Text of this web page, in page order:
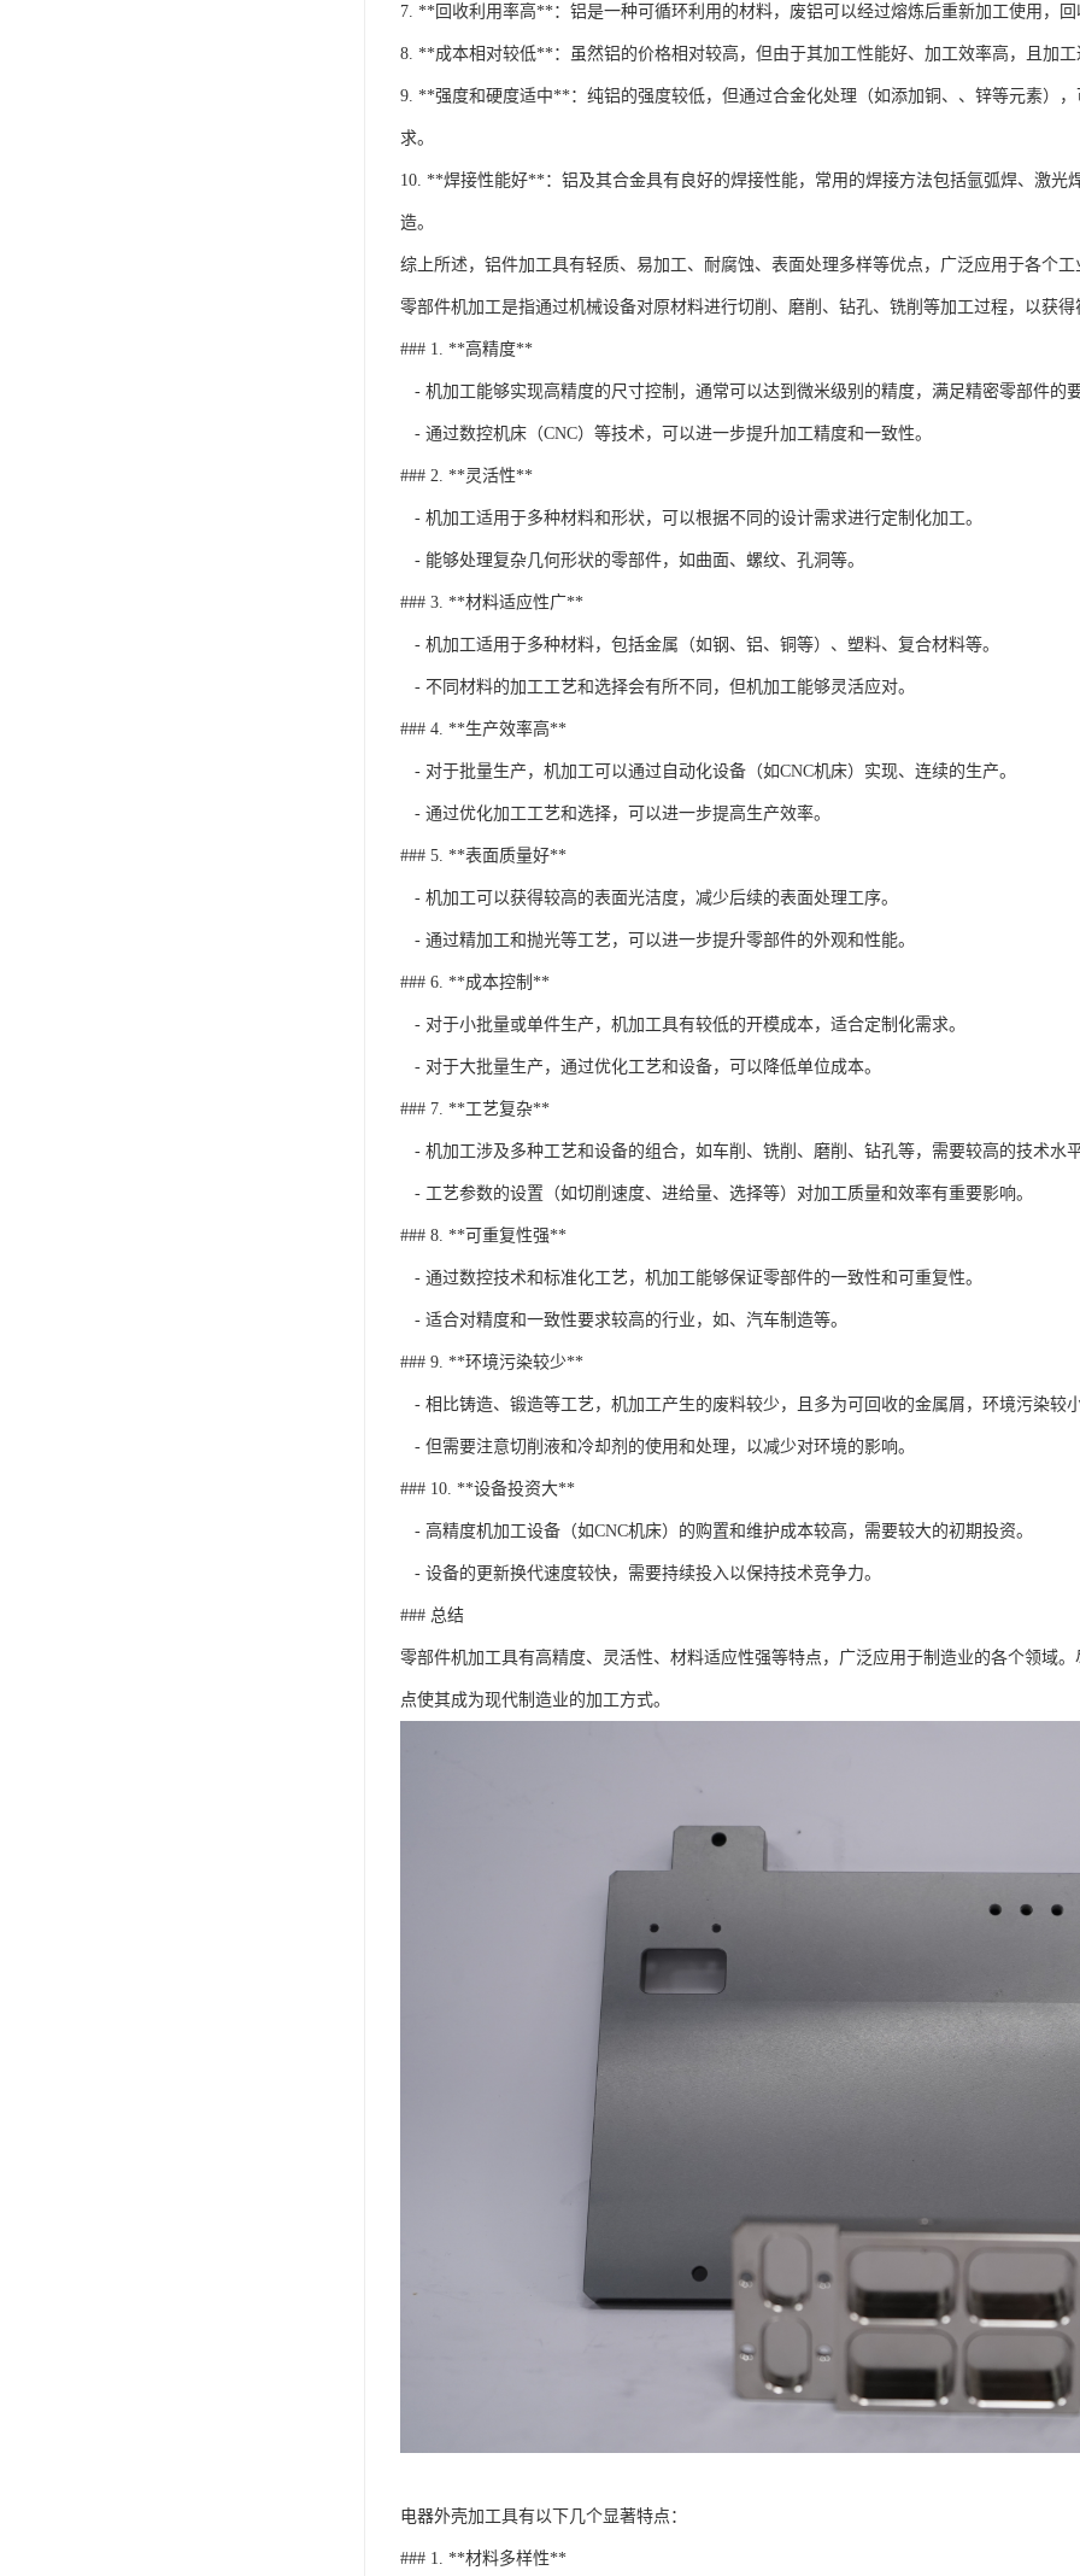
7. **回收利用率高**：铝是一种可循环利用的材料，废铝可以经过熔炼后重新加工使用，回
8. **成本相对较低**：虽然铝的价格相对较高，但由于其加工性能好、加工效率高，且加工
9. **强度和硬度适中**：纯铝的强度较低，但通过合金化处理（如添加铜、、锌等元素）
求。
10. **焊接性能好**：铝及其合金具有良好的焊接性能，常用的焊接方法包括氩弧焊、激光
造。
综上所述，铝件加工具有轻质、易加工、耐腐蚀、表面处理多样等优点，广泛应用于各个工
零部件机加工是指通过机械设备对原材料进行切削、磨削、钻孔、铣削等加工过程，以获
### 1. **高精度**
- 机加工能够实现高精度的尺寸控制，通常可以达到微米级别的精度，满足精密零部件的要
- 通过数控机床（CNC）等技术，可以进一步提升加工精度和一致性。
### 2. **灵活性**
- 机加工适用于多种材料和形状，可以根据不同的设计需求进行定制化加工。
- 能够处理复杂几何形状的零部件，如曲面、螺纹、孔洞等。
### 3. **材料适应性广**
- 机加工适用于多种材料，包括金属（如钢、铝、铜等）、塑料、复合材料等。
- 不同材料的加工工艺和选择会有所不同，但机加工能够灵活应对。
### 4. **生产效率高**
- 对于批量生产，机加工可以通过自动化设备（如CNC机床）实现、连续的生产。
- 通过优化加工工艺和选择，可以进一步提高生产效率。
### 5. **表面质量好**
- 机加工可以获得较高的表面光洁度，减少后续的表面处理工序。
- 通过精加工和抛光等工艺，可以进一步提升零部件的外观和性能。
### 6. **成本控制**
- 对于小批量或单件生产，机加工具有较低的开模成本，适合定制化需求。
- 对于大批量生产，通过优化工艺和设备，可以降低单位成本。
### 7. **工艺复杂**
- 机加工涉及多种工艺和设备的组合，如车削、铣削、磨削、钻孔等，需要较高的技术水平
- 工艺参数的设置（如切削速度、进给量、选择等）对加工质量和效率有重要影响。
### 8. **可重复性强**
- 通过数控技术和标准化工艺，机加工能够保证零部件的一致性和可重复性。
- 适合对精度和一致性要求较高的行业，如、汽车制造等。
### 9. **环境污染较少**
- 相比铸造、锻造等工艺，机加工产生的废料较少，且多为可回收的金属屑，环境污染较小
- 但需要注意切削液和冷却剂的使用和处理，以减少对环境的影响。
### 10. **设备投资大**
- 高精度机加工设备（如CNC机床）的购置和维护成本较高，需要较大的初期投资。
- 设备的更新换代速度较快，需要持续投入以保持技术竞争力。
### 总结
零部件机加工具有高精度、灵活性、材料适应性强等特点，广泛应用于制造业的各个领域
点使其成为现代制造业的加工方式。
电器外壳加工具有以下几个显著特点：
### 1. **材料多样性**